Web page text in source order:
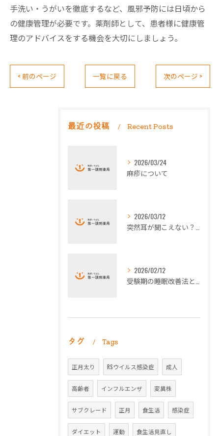
手洗い・うがいを徹底するなど、風邪予防には日頃から
の健康管理が必要です。薬剤師として、患者様に健康管
理のアドバイスをする機会を大切にしましょう。
< 前のページ 一覧に戻る 次のページ >
最近の投稿 Recent Posts
2026/03/24
麻疹について
2026/03/12
2026/02/12
タグ Tags
正月太り RSウイルス感染症 成人
高齢者 インフルエンザ 変異株
サブクレード 正月 食生活 感染症
ダイエット 運動 食生活見直し